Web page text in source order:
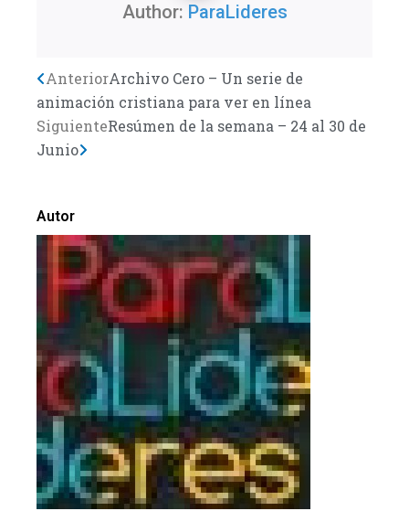
Author: ParaLideres
Previo
AnteriorArchivo Cero – Un serie de
animación cristiana para ver en línea
SiguienteResúmen de la semana – 24 al 30 de
Junio
Next
Autor